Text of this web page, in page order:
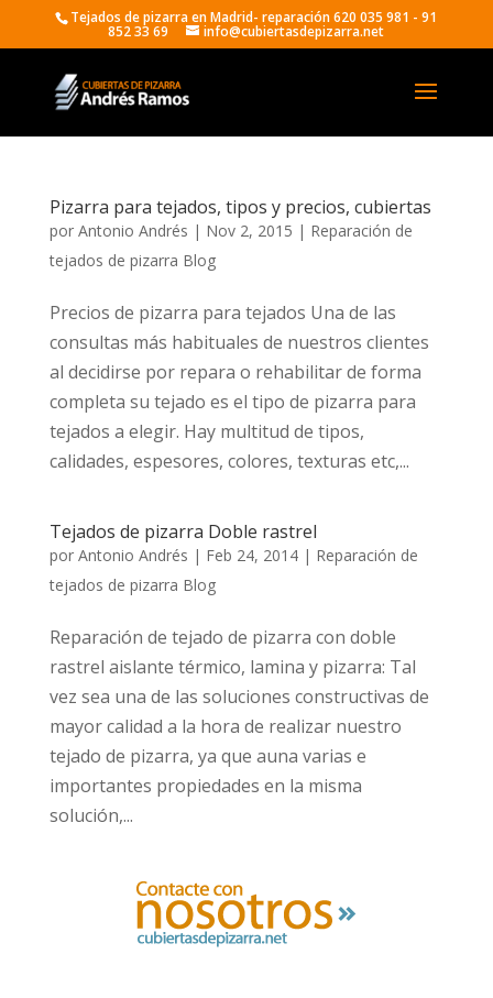
Tejados de pizarra en Madrid- reparación 620 035 981 - 91
852 33 69 info@cubiertasdepizarra.net
Pizarra para tejados, tipos y precios, cubiertas
por Antonio Andrés | Nov 2, 2015 | Reparación de
tejados de pizarra Blog
Precios de pizarra para tejados Una de las
consultas más habituales de nuestros clientes
al decidirse por repara o rehabilitar de forma
completa su tejado es el tipo de pizarra para
tejados a elegir. Hay multitud de tipos,
calidades, espesores, colores, texturas etc,...
Tejados de pizarra Doble rastrel
por Antonio Andrés | Feb 24, 2014| Reparación de
tejados de pizarra Blog
Reparación de tejado de pizarra con doble
rastrel aislante térmico, lamina y pizarra: Tal
vez sea una de las soluciones constructivas de
mayor calidad a la hora de realizar nuestro
tejado de pizarra, ya que auna varias e
importantes propiedades en la misma
solución,...